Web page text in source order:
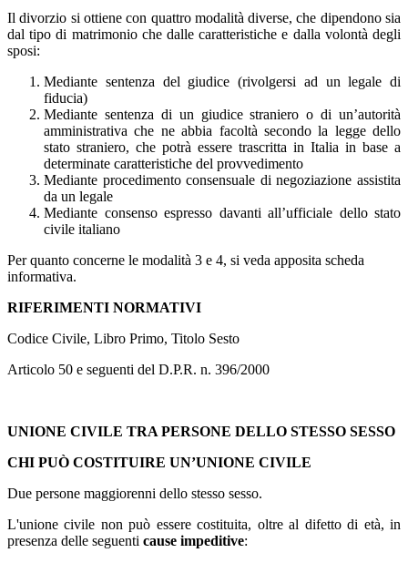
Il divorzio si ottiene con quattro modalità diverse, che dipendono sia
dal tipo di matrimonio che dalle caratteristiche e dalla volontà degli
sposi:
Mediante sentenza del giudice (rivolgersi ad un legale di
fiducia)
Mediante sentenza di un giudice straniero o di un’autorità
amministrativa che ne abbia facoltà secondo la legge dello
stato straniero, che potrà essere trascritta in Italia in base a
determinate caratteristiche del provvedimento
Mediante procedimento consensuale di negoziazione assistita
da un legale
Mediante consenso espresso davanti all’ufficiale dello stato
civile italiano
Per quanto concerne le modalità 3 e 4, si veda apposita scheda
informativa.
RIFERIMENTI NORMATIVI
Codice Civile, Libro Primo, Titolo Sesto
Articolo 50 e seguenti del D.P.R. n. 396/2000
UNIONE CIVILE TRA PERSONE DELLO STESSO SESSO
CHI PUÒ COSTITUIRE UN’UNIONE CIVILE
Due persone maggiorenni dello stesso sesso.
L'unione civile non può essere costituita, oltre al difetto di età, in
presenza delle seguenti cause impeditive: